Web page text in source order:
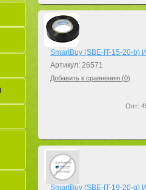
SmartBuy (SBE-IT-15-20-
Артикул: 26571
Добавить к сравнению (0)
Опт:
SmartBuy (SBE-IT-19-20-